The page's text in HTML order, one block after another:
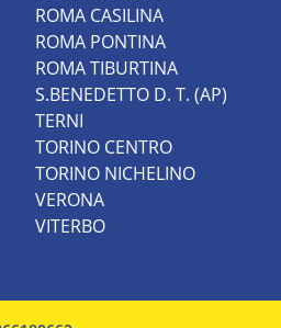
ROMA CASILINA
ROMA PONTINA
ROMA TIBURTINA
S.BENEDETTO D. T. (AP)
TERNI
TORINO CENTRO
TORINO NICHELINO
VERONA
VITERBO